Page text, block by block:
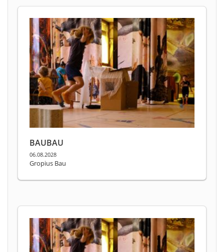
BAUBAU
06.08.2028
Gropius Bau